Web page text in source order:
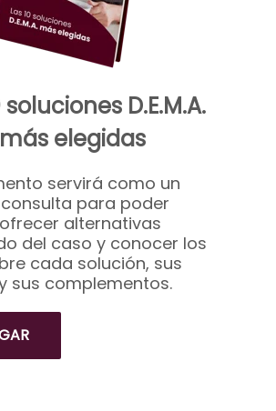
soluciones D.E.M.A.
más elegidas
servirá como un
para poder
alternativas
del caso y conocer los
cada solución, sus
sus complementos.